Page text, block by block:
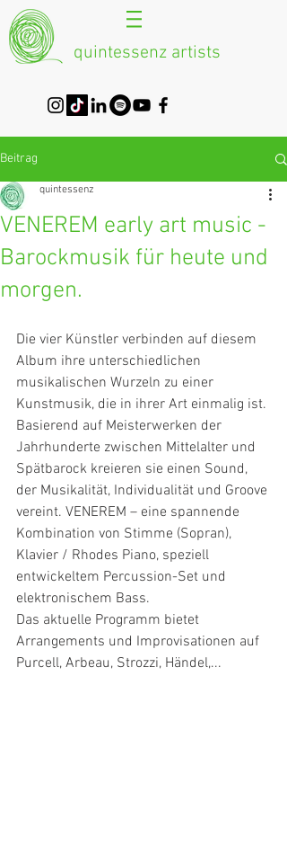
quintessenz artists
Beitrag
VENEREM early art music -
Barockmusik für heute und
morgen.
quintessenz
Die vier Künstler verbinden auf diesem
Album ihre unterschiedlichen
musikalischen Wurzeln zu einer
Kunstmusik, die in ihrer Art einmalig ist.
Basierend auf Meisterwerken der
Jahrhunderte zwischen Mittelalter und
Spätbarock kreieren sie einen Sound,
der Musikalität, Individualität und Groove
vereint. VENEREM – eine spannende
Kombination von Stimme (Sopran),
Klavier / Rhodes Piano, speziell
entwickeltem Percussion-Set und
elektronischem Bass.
Das aktuelle Programm bietet
Arrangements und Improvisationen auf
Purcell, Arbeau, Strozzi, Händel,...